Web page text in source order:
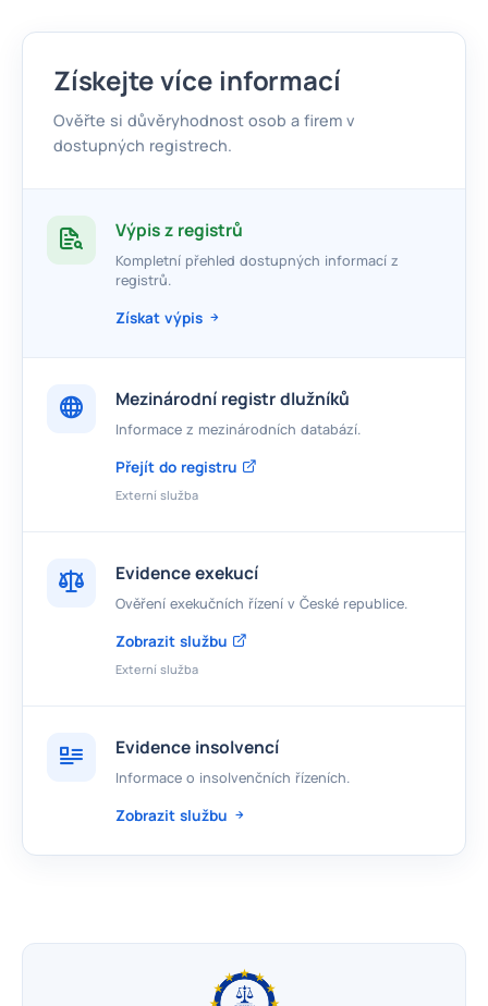
Získejte více informací
Ověřte si důvěryhodnost osob a firem v
dostupných registrech.
Výpis z registrů
Kompletní přehled dostupných informací z
registrů.
Získat výpis
Mezinárodní registr dlužníků
Informace z mezinárodních databází.
Přejít do registru
Externí služba
Evidence exekucí
Ověření exekučních řízení v České republice.
Zobrazit službu
Externí služba
Evidence insolvencí
Informace o insolvenčních řízeních.
Zobrazit službu